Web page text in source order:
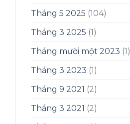
Tháng 5 2025 (104)
Tháng 3 2025 (1)
Tháng mười một 2023 (1)
Tháng 3 2023 (1)
Tháng 9 2021 (2)
Tháng 3 2021 (2)